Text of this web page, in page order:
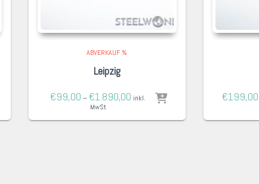
ABVERKAUF %
Leipzig
€99,00 – €1.890,00 inkl.
MwSt
€199,00